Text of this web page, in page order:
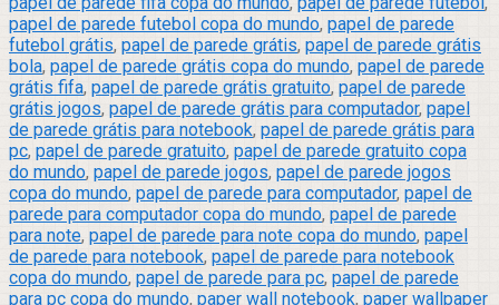
papel de parede futebol copa do mundo, papel de parede
futebol grátis, papel de parede grátis, papel de parede grátis
bola, papel de parede grátis copa do mundo, papel de parede
grátis fifa, papel de parede grátis gratuito, papel de parede
grátis jogos, papel de parede grátis para computador, papel
de parede grátis para notebook, papel de parede grátis para
pc, papel de parede gratuito, papel de parede gratuito copa
do mundo, papel de parede jogos, papel de parede jogos
copa do mundo, papel de parede para computador, papel de
parede para computador copa do mundo, papel de parede
para note, papel de parede para note copa do mundo, papel
de parede para notebook, papel de parede para notebook
copa do mundo, papel de parede para pc, papel de parede
para pc copa do mundo, paper wall notebook, paper wallpaper